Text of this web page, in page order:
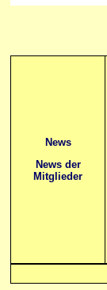
News
News der
Mitglieder